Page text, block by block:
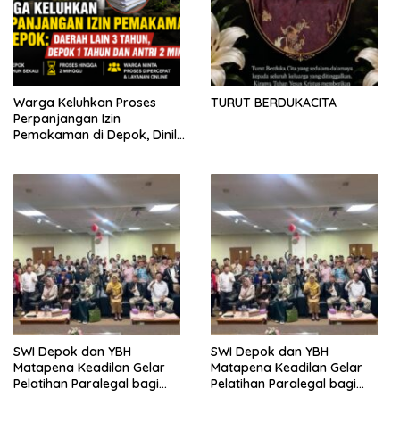
Warga Keluhkan Proses
Perpanjangan Izin
Pemakaman di Depok, Dinilai
TURUT BERDUKACITA
SWI Depok dan YBH
Matapena Keadilan Gelar
Pelatihan Paralegal bagi
SWI Depok dan YBH
Matapena Keadilan Gelar
Pelatihan Paralegal bagi